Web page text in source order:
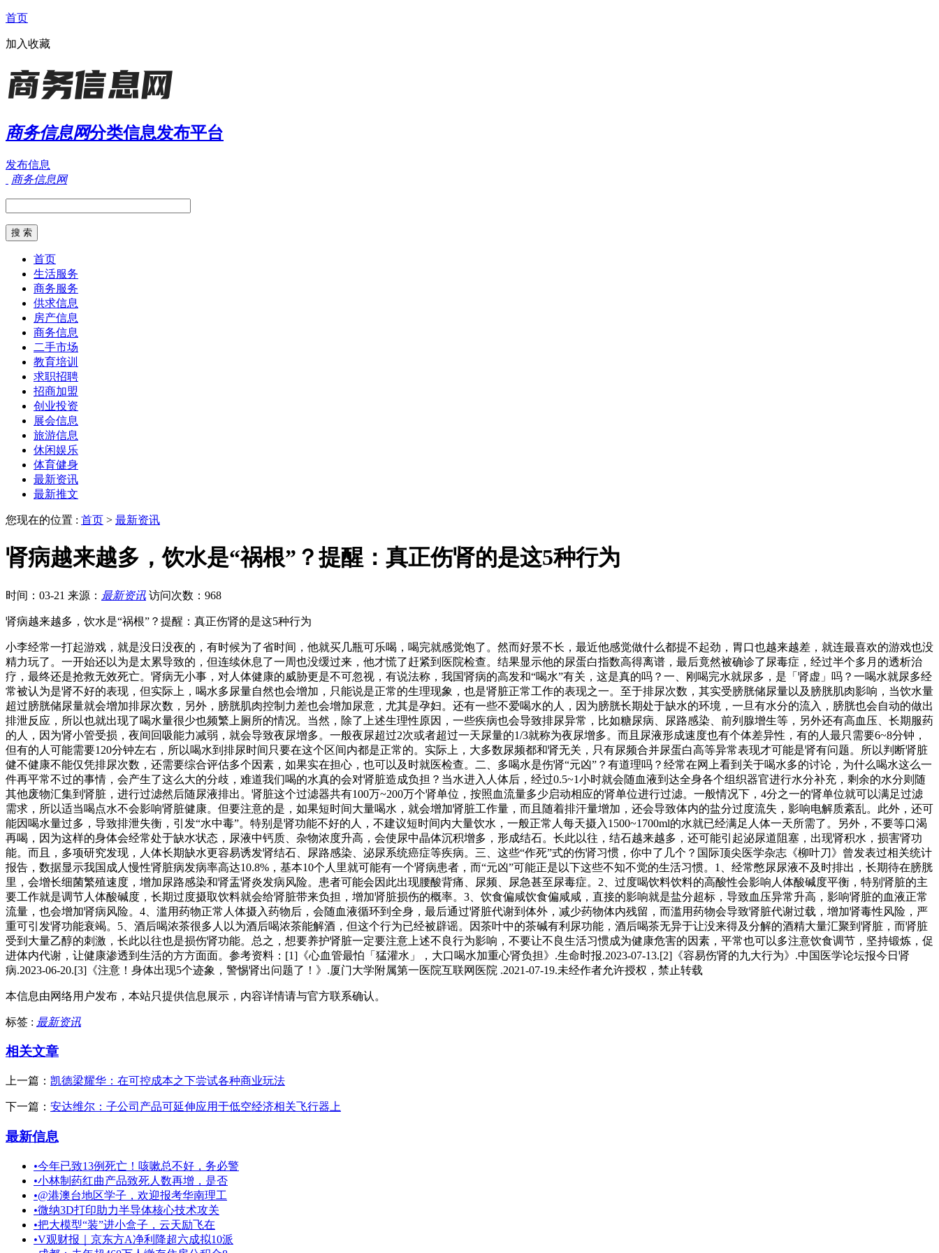
首页
加入收藏
商务信息网分类信息发布平台
发布信息
商务信息网
首页
生活服务
商务服务
供求信息
房产信息
商务信息
二手市场
教育培训
求职招聘
招商加盟
创业投资
展会信息
旅游信息
休闲娱乐
体育健身
最新资讯
最新推文
您现在的位置 : 首页 > 最新资讯
肾病越来越多，饮水是“祸根”？提醒：真正伤肾的是这5种行为
时间：03-21 来源： 最新资讯 访问次数：968
肾病越来越多，饮水是“祸根”？提醒：真正伤肾的是这5种行为
小李经常一打起游戏，就是没日没夜的，有时候为了省时间，他就买几瓶可乐喝，喝完就感觉饱了。然而好景不长，最近他感觉做什么都提不起劲，胃口也越来越差，就连最喜欢的游戏也没
精力玩了。一开始还以为是太累导致的，但连续休息了一周也没缓过来，他才慌了赶紧到医院检查。结果显示他的尿蛋白指数高得离谱，最后竟然被确诊了尿毒症，经过半个多月的透析治
疗，最终还是抢救无效死亡。肾病无小事，对人体健康的威胁更是不可忽视，有说法称，我国肾病的高发和“喝水”有关，这是真的吗？一、刚喝完水就尿多，是「肾虚」吗？一喝水就尿多经
常被认为是肾不好的表现，但实际上，喝水多尿量自然也会增加，只能说是正常的生理现象，也是肾脏正常工作的表现之一。至于排尿次数，其实受膀胱储尿量以及膀胱肌肉影响，当饮水量
超过膀胱储尿量就会增加排尿次数，另外，膀胱肌肉控制力差也会增加尿意，尤其是孕妇。还有一些不爱喝水的人，因为膀胱长期处于缺水的环境，一旦有水分的流入，膀胱也会自动的做出
排泄反应，所以也就出现了喝水量很少也频繁上厕所的情况。当然，除了上述生理性原因，一些疾病也会导致排尿异常，比如糖尿病、尿路感染、前列腺增生等，另外还有高血压、长期服药
的人，因为肾小管受损，夜间回吸能力减弱，就会导致夜尿增多。一般夜尿超过2次或者超过一天尿量的1/3就称为夜尿增多。而且尿液形成速度也有个体差异性，有的人最只需要6~8分钟，
但有的人可能需要120分钟左右，所以喝水到排尿时间只要在这个区间内都是正常的。实际上，大多数尿频都和肾无关，只有尿频合并尿蛋白高等异常表现才可能是肾有问题。所以判断肾脏
健不健康不能仅凭排尿次数，还需要综合评估多个因素，如果实在担心，也可以及时就医检查。二、多喝水是伤肾“元凶”？有道理吗？经常在网上看到关于喝水多的讨论，为什么喝水这么一
件再平常不过的事情，会产生了这么大的分歧，难道我们喝的水真的会对肾脏造成负担？当水进入人体后，经过0.5~1小时就会随血液到达全身各个组织器官进行水分补充，剩余的水分则随
其他废物汇集到肾脏，进行过滤然后随尿液排出。肾脏这个过滤器共有100万~200万个肾单位，按照血流量多少启动相应的肾单位进行过滤。一般情况下，4分之一的肾单位就可以满足过滤
需求，所以适当喝点水不会影响肾脏健康。但要注意的是，如果短时间大量喝水，就会增加肾脏工作量，而且随着排汗量增加，还会导致体内的盐分过度流失，影响电解质紊乱。此外，还可
能因喝水量过多，导致排泄失衡，引发“水中毒”。特别是肾功能不好的人，不建议短时间内大量饮水，一般正常人每天摄入1500~1700ml的水就已经满足人体一天所需了。另外，不要等口渴
再喝，因为这样的身体会经常处于缺水状态，尿液中钙质、杂物浓度升高，会使尿中晶体沉积增多，形成结石。长此以往，结石越来越多，还可能引起泌尿道阻塞，出现肾积水，损害肾功
能。而且，多项研究发现，人体长期缺水更容易诱发肾结石、尿路感染、泌尿系统癌症等疾病。三、这些“作死”式的伤肾习惯，你中了几个？国际顶尖医学杂志《柳叶刀》曾发表过相关统计
报告，数据显示我国成人慢性肾脏病发病率高达10.8%，基本10个人里就可能有一个肾病患者，而“元凶”可能正是以下这些不知不觉的生活习惯。1、经常憋尿尿液不及时排出，长期待在膀胱
里，会增长细菌繁殖速度，增加尿路感染和肾盂肾炎发病风险。患者可能会因此出现腰酸背痛、尿频、尿急甚至尿毒症。2、过度喝饮料饮料的高酸性会影响人体酸碱度平衡，特别肾脏的主
要工作就是调节人体酸碱度，长期过度摄取饮料就会给肾脏带来负担，增加肾脏损伤的概率。3、饮食偏咸饮食偏咸咸，直接的影响就是盐分超标，导致血压异常升高，影响肾脏的血液正常
流量，也会增加肾病风险。4、滥用药物正常人体摄入药物后，会随血液循环到全身，最后通过肾脏代谢到体外，减少药物体内残留，而滥用药物会导致肾脏代谢过载，增加肾毒性风险，严
重可引发肾功能衰竭。5、酒后喝浓茶很多人以为酒后喝浓茶能解酒，但这个行为已经被辟谣。因茶叶中的茶碱有利尿功能，酒后喝茶无异于让没来得及分解的酒精大量汇聚到肾脏，而肾脏
受到大量乙醇的刺激，长此以往也是损伤肾功能。总之，想要养护肾脏一定要注意上述不良行为影响，不要让不良生活习惯成为健康危害的因素，平常也可以多注意饮食调节，坚持锻炼，促
进体内代谢，让健康渗透到生活的方方面面。参考资料：[1]《心血管最怕「猛灌水」，大口喝水加重心肾负担》.生命时报.2023-07-13.[2]《容易伤肾的九大行为》.中国医学论坛报今日肾
病.2023-06-20.[3]《注意！身体出现5个迹象，警惕肾出问题了！》.厦门大学附属第一医院互联网医院 .2021-07-19.未经作者允许授权，禁止转载
本信息由网络用户发布， 本站只提供信息展示，内容详情请与官方联系确认。
标签 : 最新资讯
相关文章
上一篇： 凯德梁耀华：在可控成本之下尝试各种商业玩法
下一篇： 安达维尔：子公司产品可延伸应用于低空经济相关飞行器上
最新信息
•今年已致13例死亡！咳嗽总不好，务必警
•小林制药红曲产品致死人数再增，是否
•@港澳台地区学子，欢迎报考华南理工
•微纳3D打印助力半导体核心技术攻关
•把大模型“装”进小盒子，云天励飞在
•V观财报｜京东方A净利降超六成拟10派